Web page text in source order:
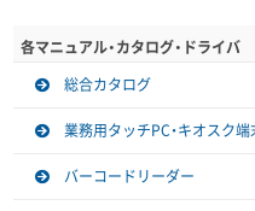
各マニュアル・カタログ・ドライバ
総合カタログ
業務用タッチPC・キオスク端
バーコードリーダー